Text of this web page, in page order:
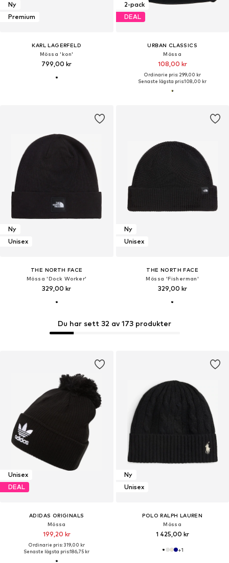
Ny
Premium
KARL LAGERFELD
Mössa 'kon'
799,00 kr
2-pack
DEAL
URBAN CLASSICS
Mössa
108,00 kr
Ordinarie pris: 299,00 kr
Senaste lägsta pris:108,00 kr
Ny
Unisex
THE NORTH FACE
Mössa 'Dock Worker'
329,00 kr
Du har sett 32 av 173 produkter
Ny
Unisex
THE NORTH FACE
Mössa 'Fisherman'
329,00 kr
Unisex
DEAL
ADIDAS ORIGINALS
Mössa
199,20 kr
Ordinarie pris: 319,00 kr
Senaste lägsta pris:186,75 kr
Ny
Unisex
POLO RALPH LAUREN
Mössa
1 425,00 kr
+1